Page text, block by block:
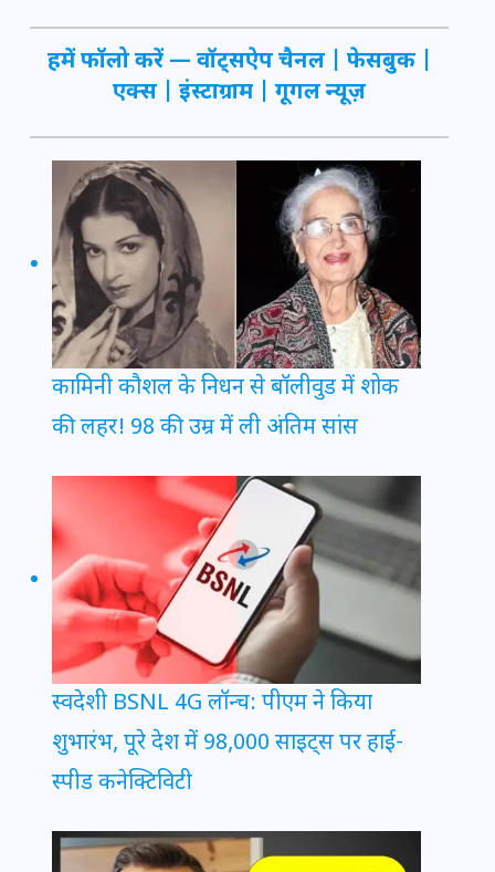
हमें फॉलो करें — वॉट्सऐप चैनल फेसबुक
एक्स
इंस्टाग्राम गूगल न्यूज़
कामिनी कौशल के निधन से बॉलीवुड में शोक
की लहर! 98 की उम्र में ली अंतिम सांस
स्वदेशी BSNL 4G लॉन्च: पीएम ने किया
शुभारंभ, पूरे देश में 98,000 साइट्स पर हाई-
स्पीड कनेक्टिविटी